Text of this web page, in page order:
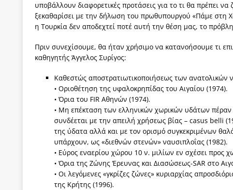
υποβάλλουν διαφορετικές προτάσεις για το τι θα πρέπει
ξεκαθαρίσει με την δήλωση του πρωθυπουργού «Πάμε στη
η Τουρκία δεν αποδεχτεί ποτέ αυτή την θέση μας, το
Πριν συνεχίσουμε, θα ήταν χρήσιμο να κατανοήσουμε τι
καθηγητής Άγγελος Συρίγος:
Καθεστώς αποστρατιωτικοποιήσεως των ανατολικών
• Οριοθέτηση της υφαλοκρηπίδας του Αιγαίου (1974).
• Όρια του FIR Αθηνών (1974).
• Μη επέκταση των ελληνικών χωρικών υδάτων
συνδέεται με την απειλή χρήσεως βίας – casus belli
της ύδατα αλλά και με τον ορισμό συγκεκριμένων
υπάρχουν, ως «διεθνών στενών» ναυσιπλοΐας (1982).
• Εύρος εναερίου χώρου 10 ν. μιλίων εν σχέσει προς
• Όρια της Ζώνης Έρευνας και Διασώσεως-SAR στο
• Οι λεγόμενες «γκρίζες ζώνες» κυριαρχίας
της Κρήτης (1996).